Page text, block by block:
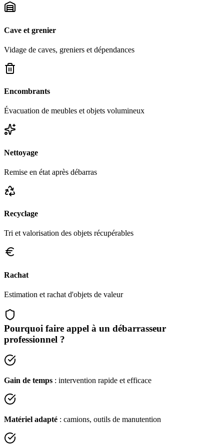
Cave et grenier
Vidage de caves, greniers et dépendances
Encombrants
Évacuation de meubles et objets volumineux
Nettoyage
Remise en état après débarras
Recyclage
Tri et valorisation des objets récupérables
Rachat
Estimation et rachat d'objets de valeur
Pourquoi faire appel à un débarrasseur
professionnel ?
Gain de temps : intervention rapide et efficace
Matériel adapté : camions, outils de manutention